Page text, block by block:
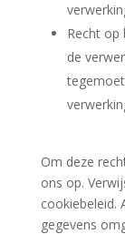
Recht op
de
Om deze
ons op.
cookiebeleid.
gegevens